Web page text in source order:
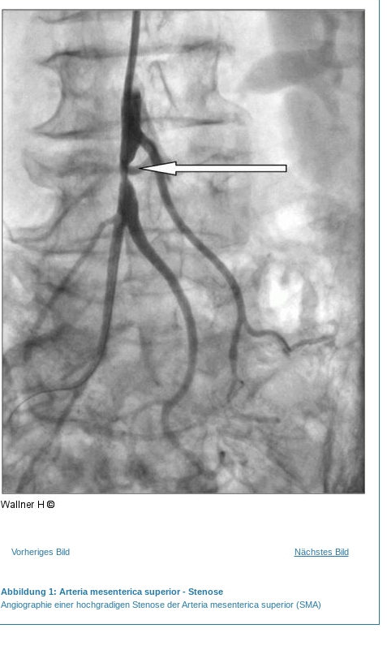
Vorheriges Bild Nächstes Bild
Abbildung 1: Arteria mesenterica superior - Stenose
Angiographie einer hochgradigen Stenose der Arteria mesenterica superior (SMA)